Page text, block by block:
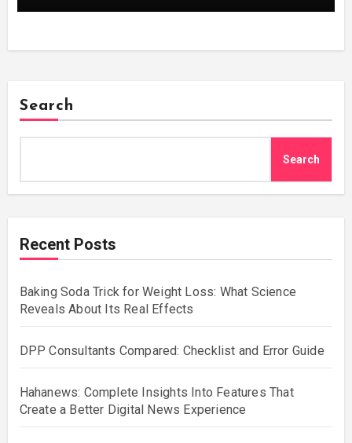
Search
Search
Recent Posts
Baking Soda Trick for Weight Loss: What Science
Reveals About Its Real Effects
DPP Consultants Compared: Checklist and Error Guide
Hahanews: Complete Insights Into Features That
Create a Better Digital News Experience